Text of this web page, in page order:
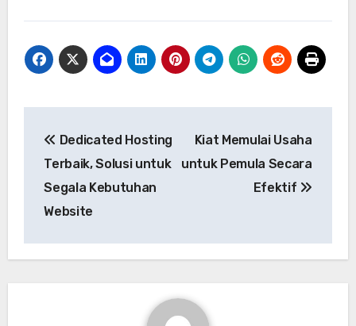
pos
Dedicated Hosting
Terbaik, Solusi untuk
Segala Kebutuhan
Website
Kiat Memulai Usaha
untuk Pemula Secara
Efektif